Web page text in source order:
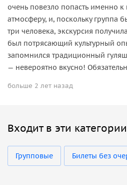
очень повезло попасть именно
атмосферу, и, поскольку группа
три человека, экскурсия
был потрясающий культурный
запомнился традиционный
— невероятно вкусно!
больше 2 лет назад
Входит в эти категории
Групповые Билеты без